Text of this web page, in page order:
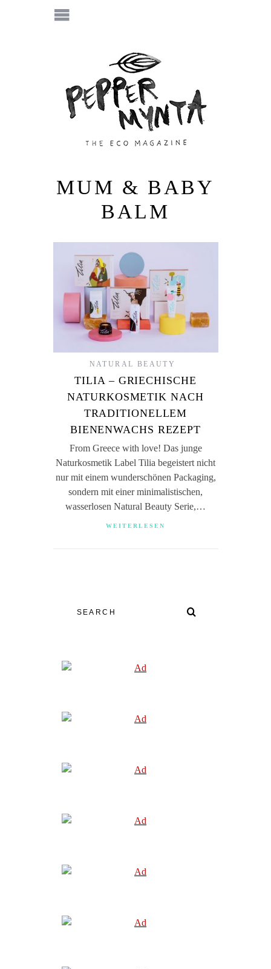
MUM & BABY
BALM
NATURAL BEAUTY
TILIA – GRIECHISCHE
NATURKOSMETIK NACH
TRADITIONELLEM
BIENENWACHS REZEPT
From Greece with love! Das junge
Naturkosmetik Label Tilia begeistert nicht
nur mit einem wunderschönen Packaging,
sondern mit einer minimalistischen,
wasserlosen Natural Beauty Serie,…
WEITERLESEN